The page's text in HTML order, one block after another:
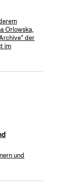
Orlowska,
der
im
und